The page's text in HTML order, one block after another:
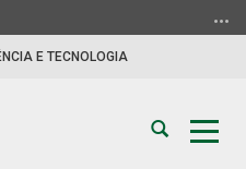
E TECNOLOGIA
Abrir